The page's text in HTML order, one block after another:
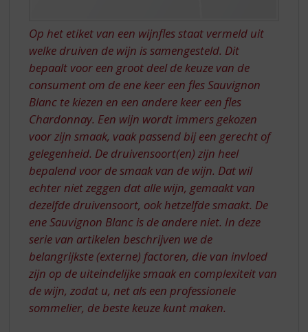
Op het etiket van een wijnfles staat vermeld uit
welke druiven de wijn is samengesteld. Dit
bepaalt voor een groot deel de keuze van de
consument om de ene keer een fles Sauvignon
Blanc te kiezen en een andere keer een fles
Chardonnay. Een wijn wordt immers gekozen
voor zijn smaak, vaak passend bij een gerecht of
gelegenheid. De druivensoort(en) zijn heel
bepalend voor de smaak van de wijn. Dat wil
echter niet zeggen dat alle wijn, gemaakt van
dezelfde druivensoort, ook hetzelfde smaakt. De
ene Sauvignon Blanc is de andere niet. In deze
serie van artikelen beschrijven we de
belangrijkste (externe) factoren, die van invloed
zijn op de uiteindelijke smaak en complexiteit van
de wijn, zodat u, net als een professionele
sommelier, de beste keuze kunt maken.